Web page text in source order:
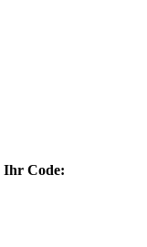
Ihr Code: